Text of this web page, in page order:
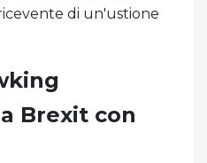
di un'ustione
Brexit con